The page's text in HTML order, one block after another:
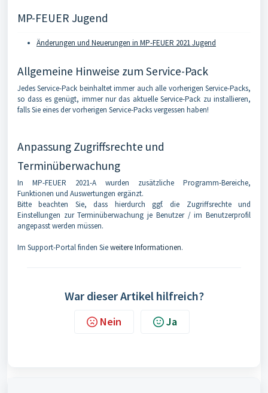
MP-FEUER Jugend
Änderungen und Neuerungen in MP-FEUER 2021 Jugend
Allgemeine Hinweise zum Service-Pack
Jedes Service-Pack beinhaltet immer auch alle vorherigen Service-Packs,
so dass es genügt, immer nur das aktuelle Service-Pack zu installieren,
falls Sie eines der vorherigen Service-Packs vergessen haben!
Anpassung Zugriffsrechte und
Terminüberwachung
In MP-FEUER 2021-A wurden zusätzliche Programm-Bereiche,
Funktionen und Auswertungen ergänzt.
Bitte beachten Sie, dass hierdurch ggf. die Zugriffsrechte und
Einstellungen zur Terminüberwachung je Benutzer / im Benutzerprofil
angepasst werden müssen.
Im Support-Portal finden Sieweitere Informationen.
War dieser Artikel hilfreich?
Nein Ja